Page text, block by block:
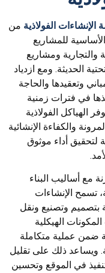
الإنشاءات الفولاذية من
للمشاريع
والتجارية ومشاريع
الحديثة. ومع ازدياد
وتعقيدها والحاجة
في فترات زمنية
الهياكل الفولاذية
والكفاءة الإنشائية
لتحقيق أداء موثوق
مع أساليب البناء
تسمح الإنشاءات
بتصميم وتصنيع ونقل
الهيكلية
ضمن عملية متكاملة
ويساعد ذلك على تقليل
في الموقع وتحسين